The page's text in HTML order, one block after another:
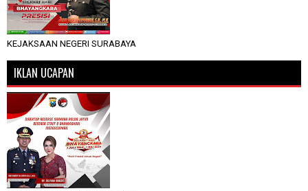
KEJAKSAAN NEGERI SURABAYA
IKLAN UCAPAN